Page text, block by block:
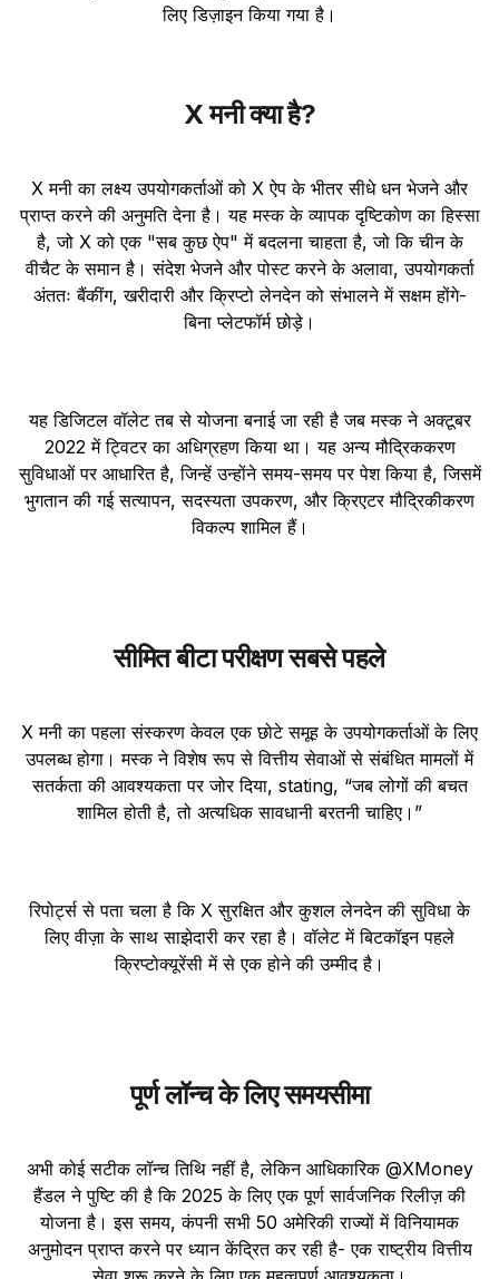
लिए डिज़ाइन किया गया है।
X मनी क्या है?
X मनी का लक्ष्य उपयोगकर्ताओं को X ऐप के भीतर सीधे धन भेजने और
प्राप्त करने की अनुमति देना है। यह मस्क के व्यापक दृष्टिकोण का हिस्सा
है, जो X को एक "सब कुछ ऐप" में बदलना चाहता है, जो कि चीन के
वीचैट के समान है। संदेश भेजने और पोस्ट करने के अलावा, उपयोगकर्ता
अंततः बैंकींग, खरीदारी और क्रिप्टो लेनदेन को संभालने में सक्षम होंगे-
बिना प्लेटफॉर्म छोड़े।
यह डिजिटल वॉलेट तब से योजना बनाई जा रही है जब मस्क ने अक्टूबर
2022 में ट्विटर का अधिग्रहण किया था। यह अन्य मौद्रिककरण
सुविधाओं पर आधारित है, जिन्हें उन्होंने समय-समय पर पेश किया है, जिसमें
भुगतान की गई सत्यापन, सदस्यता उपकरण, और क्रिएटर मौद्रिकीकरण
विकल्प शामिल हैं।
सीमित बीटा परीक्षण सबसे पहले
X मनी का पहला संस्करण केवल एक छोटे समूह के उपयोगकर्ताओं के लिए
उपलब्ध होगा। मस्क ने विशेष रूप से वित्तीय सेवाओं से संबंधित मामलों में
सतर्कता की आवश्यकता पर जोर दिया, stating, “जब लोगों की बचत
शामिल होती है, तो अत्यधिक सावधानी बरतनी चाहिए।”
रिपोर्ट्स से पता चला है कि X सुरक्षित और कुशल लेनदेन की सुविधा के
लिए वीज़ा के साथ साझेदारी कर रहा है। वॉलेट में बिटकॉइन पहले
क्रिप्टोक्यूरेंसी में से एक होने की उम्मीद है।
पूर्ण लॉन्च के लिए समयसीमा
अभी कोई सटीक लॉन्च तिथि नहीं है, लेकिन आधिकारिक @XMoney
हैंडल ने पुष्टि की है कि 2025 के लिए एक पूर्ण सार्वजनिक रिलीज़ की
योजना है। इस समय, कंपनी सभी 50 अमेरिकी राज्यों में विनियामक
अनुमोदन प्राप्त करने पर ध्यान केंद्रित कर रही है- एक राष्ट्रीय वित्तीय